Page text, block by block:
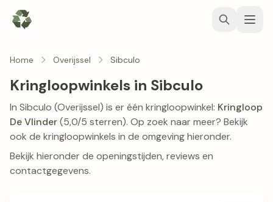
Home Overijssel Sibculo
Kringloopwinkels in Sibculo
In Sibculo (Overijssel) is er één kringloopwinkel: Kringloop
De Vlinder(5,0/5 sterren). Op zoek naar meer? Bekijk
ook de kringloopwinkels in de omgeving hieronder.
Bekijk hieronder de openingstijden, reviews en
contactgegevens.